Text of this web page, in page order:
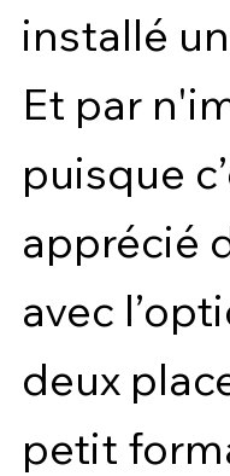
installé
Et par
puisque
apprécié
avec
deux
petit